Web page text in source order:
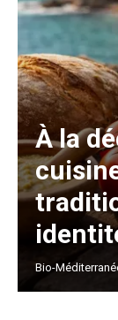
À la
Bio-